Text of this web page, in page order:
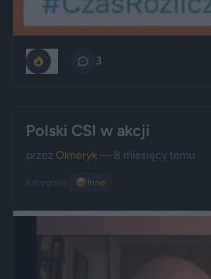
3
Polski CSI w akcji
przez Olmeryk— 8 miesięcy temu
Kategoria: 📦 Inne